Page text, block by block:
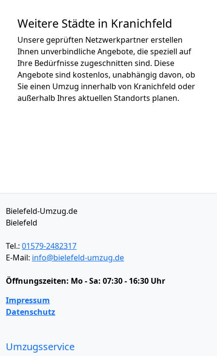
Weitere Städte in Kranichfeld
Unsere geprüften Netzwerkpartner erstellen
Ihnen unverbindliche Angebote, die speziell auf
Ihre Bedürfnisse zugeschnitten sind. Diese
Angebote sind kostenlos, unabhängig davon, ob
Sie einen Umzug innerhalb von Kranichfeld oder
außerhalb Ihres aktuellen Standorts planen.
Bielefeld-Umzug.de
Bielefeld
Tel.: 01579-2482317
E-Mail: info@bielefeld-umzug.de
Öffnungszeiten: Mo - Sa: 07:30 - 16:30 Uhr
Impressum
Datenschutz
Umzugsservice